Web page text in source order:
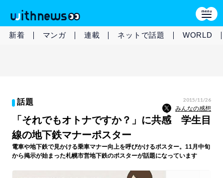
新着 マンガ 連載 ネットで話題 WORLD
話題 2015/11/26
みんなの感想
「それでもオトナですか？」に共感 学生目
線の地下鉄マナーポスター
電車や地下鉄で見かける乗車マナー向上を呼びかけるポスター。11月中旬
から掲示が始まった札幌市営地下鉄のポスターが話題になっています